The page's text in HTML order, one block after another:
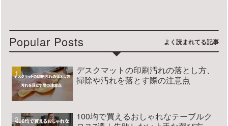
Popular Posts
デスクマットの印刷汚れの落とし方、
掃除や汚れを落とす際の注意点
100均で買えるおしゃれなテーブルク